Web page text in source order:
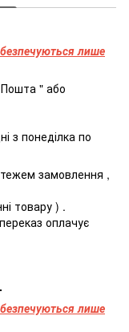
лише
Пошта " або
з понеділка по
замовлення ,
товару ) .
оплачує
.
лише